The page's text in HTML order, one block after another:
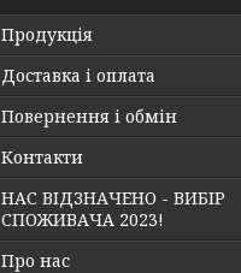
Продукція
Доставка і оплата
Повернення і обмін
Контакти
НАС ВІДЗНАЧЕНО - ВИБІР
СПОЖИВАЧА 2023!
Про нас